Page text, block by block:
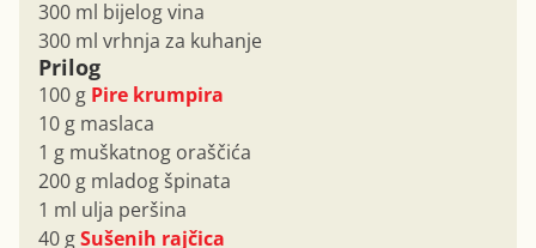
300 ml bijelog vina
300 ml vrhnja za kuhanje
Prilog
100 g Pire krumpira
10 g maslaca
1 g muškatnog oraščića
200 g mladog špinata
1 ml ulja peršina
40 gSušenih rajčica